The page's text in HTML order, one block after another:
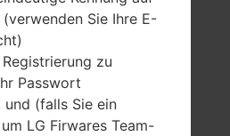
Sie Ihre E-
zu
Passwort
(falls Sie ein
LG Firwares Team-